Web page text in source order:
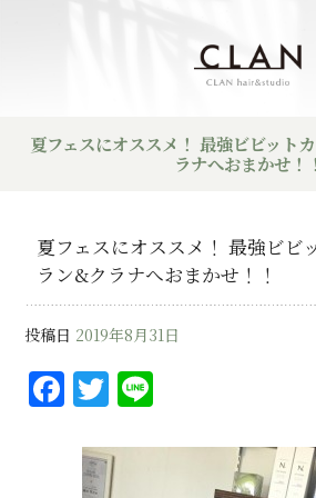
夏フェスにオススメ！ 最強ビビット
ラナへおまかせ！！
夏フェスにオススメ！ 最強ビビ
ラン&クラナへおまかせ！！
投稿日 2019年8月31日
F
a
c
T
w
it e